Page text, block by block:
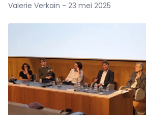
Valerie Verkain - 23 mei 2025